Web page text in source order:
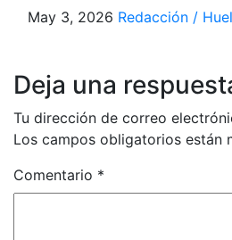
May 3, 2026 Redacción /
Deja una
Tu dirección de correo
Los campos obligatorios están
Comentario *